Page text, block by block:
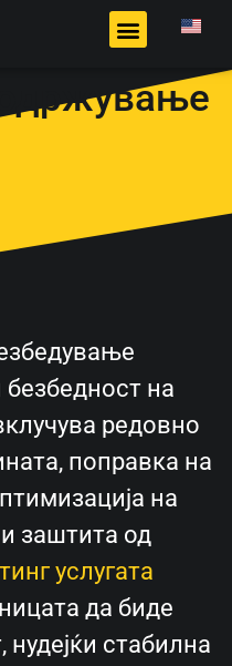
на
редовно
поправка на
на
заштита од
услугата
да биде
стабилна